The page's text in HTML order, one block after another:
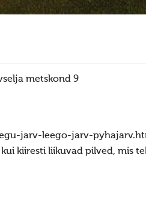
metskond 9
jarv-leego-jarv-
kiiresti liikuvad pilved, mis